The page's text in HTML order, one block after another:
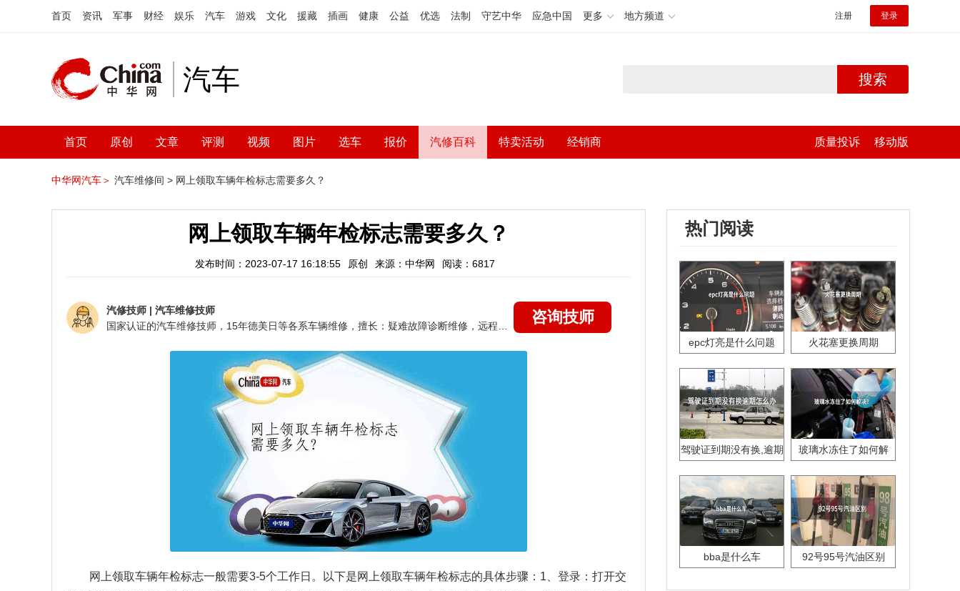
首页 资讯 军事 财经 娱乐 汽车 游戏 文化 援藏 插画 健康 公益 优选 法制 守艺中华 应急中国 更多 地方频道 注册 登录
汽车 搜索
首页 原创 文章 评测 视频 图片 选车 报价 汽修百科 特卖活动 经销商 质量投诉 移动版
中华网汽车＞ 汽车维修间 > 网上领取车辆年检标志需要多久？
网上领取车辆年检标志需要多久？
发布时间：2023-07-17 16:18:55 原创 来源：中华网 阅读：6817
汽修技师 | 汽车维修技师
咨询技师
网上领取车辆年检标志一般需要3-5个工作日。以下是网上领取车辆年检标志的具体步骤：1、登录：打开交
热门阅读
epc灯亮是什么问题 火花塞更换周期
驾驶证到期没有换,逾期
玻璃水冻住了如何解
bba是什么车 92号95号汽油区别